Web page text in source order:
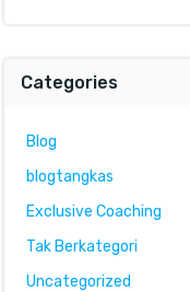
Categories
Blog
blogtangkas
Exclusive Coaching
Tak Berkategori
Uncategorized